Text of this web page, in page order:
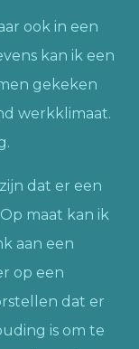
ook in een
kan ik een
gekeken
werkklimaat.
dat er een
maat kan ik
aan een
op een
dat er
is om te